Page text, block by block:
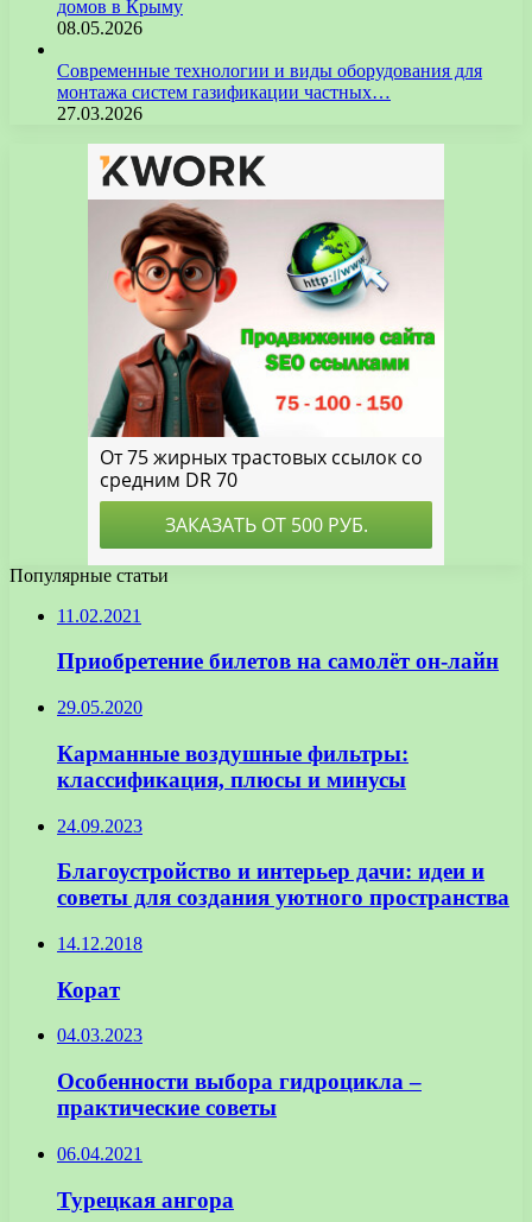
домов в Крыму
08.05.2026
Современные технологии и виды оборудования для
монтажа систем газификации частных…
27.03.2026
Популярные статьи
11.02.2021
Приобретение билетов на самолёт он-лайн
29.05.2020
Карманные воздушные фильтры:
классификация, плюсы и минусы
24.09.2023
Благоустройство и интерьер дачи: идеи и
советы для создания уютного пространства
14.12.2018
Корат
04.03.2023
Особенности выбора гидроцикла –
практические советы
06.04.2021
Турецкая ангора